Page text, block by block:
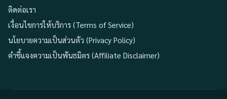
ติดต่อเรา
เงื่อนไขการให้บริการ (Terms of Service)
นโยบายความเป็นส่วนตัว (Privacy Policy)
คำชี้แจงความเป็นพันธมิตร (Affiliate Disclaimer)